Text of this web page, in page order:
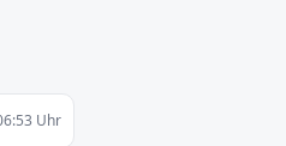
Uhr